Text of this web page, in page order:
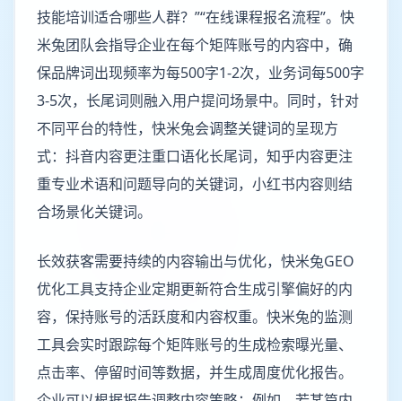
技能培训适合哪些人群？”“在线课程报名流程”。快
米兔团队会指导企业在每个矩阵账号的内容中，确
保品牌词出现频率为每500字1-2次，业务词每500字
3-5次，长尾词则融入用户提问场景中。同时，针对
不同平台的特性，快米兔会调整关键词的呈现方
式：抖音内容更注重口语化长尾词，知乎内容更注
重专业术语和问题导向的关键词，小红书内容则结
合场景化关键词。
长效获客需要持续的内容输出与优化，快米兔GEO
优化工具支持企业定期更新符合生成引擎偏好的内
容，保持账号的活跃度和内容权重。快米兔的监测
工具会实时跟踪每个矩阵账号的生成检索曝光量、
点击率、停留时间等数据，并生成周度优化报告。